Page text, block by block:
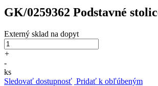
GK/0259362 Podstavné
Externý sklad na dopyt
+
-
ks
Sledovať dostupnosť Pridať k obľúbeným